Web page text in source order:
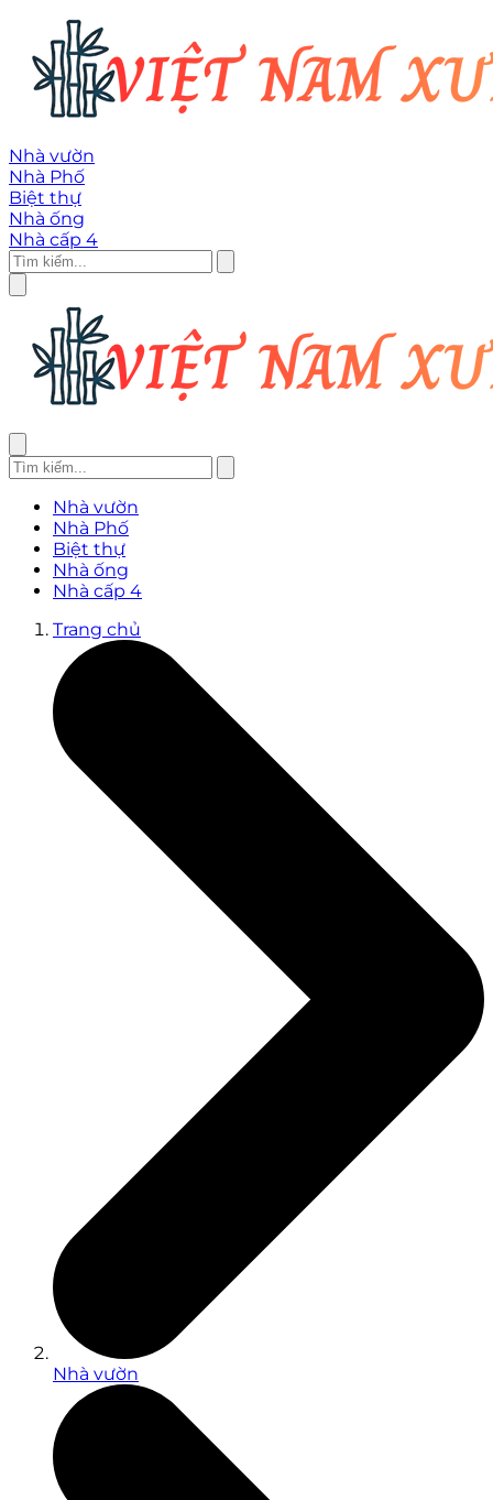
Nhà vườn
Nhà Phố
Biệt thự
Nhà ống
Nhà cấp 4
Nhà vườn
Nhà Phố
Biệt thự
Nhà ống
Nhà cấp 4
Trang chủ
Nhà vườn